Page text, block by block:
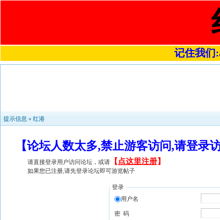
记住我们
提示信息 » 红港
【论坛人数太多,禁止游客访问,请登
请直接登录用户访问论坛，或请 【 点这里注册】
如果您已注册,请先登录论坛即可游览帖子
登录
用户名
密 码